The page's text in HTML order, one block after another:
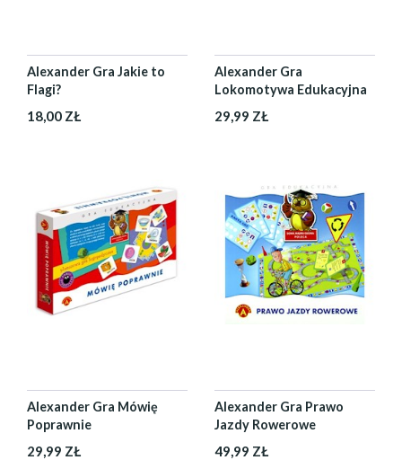
Alexander Gra Jakie to
Flagi?
18,00 ZŁ
Alexander Gra
Lokomotywa Edukacyjna
29,99 ZŁ
Alexander Gra Mówię
Poprawnie
29,99 ZŁ
Alexander Gra Prawo
Jazdy Rowerowe
49,99 ZŁ